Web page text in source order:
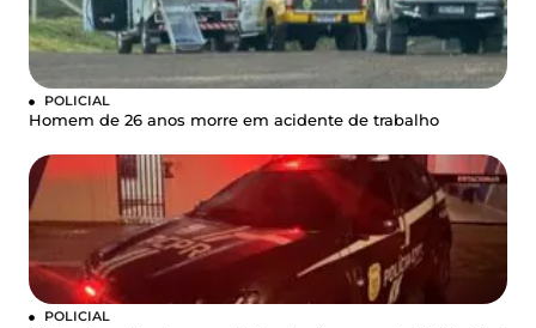
POLICIAL
Homem de 26 anos morre em acidente de trabalho
POLICIAL